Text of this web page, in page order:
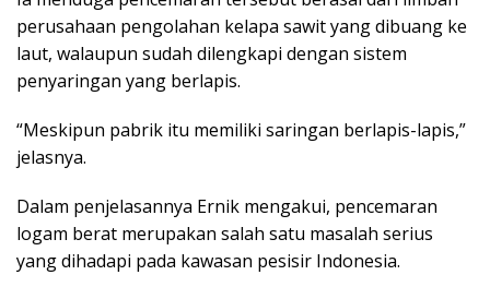
perusahaan pengolahan kelapa sawit yang dibuang ke
laut, walaupun sudah dilengkapi dengan sistem
penyaringan yang berlapis.
“Meskipun pabrik itu memiliki saringan berlapis-lapis,”
jelasnya.
Dalam penjelasannya Ernik mengakui, pencemaran
logam berat merupakan salah satu masalah serius
yang dihadapi pada kawasan pesisir Indonesia.